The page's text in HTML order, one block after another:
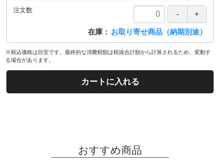
注文数
在庫 お取り寄せ商品（納期別途）
※税込価格は目安です。最終的な消費税額は税抜合計額から計算されるため、変動す
る場合があります。
カートに入れる
おすすめ商品